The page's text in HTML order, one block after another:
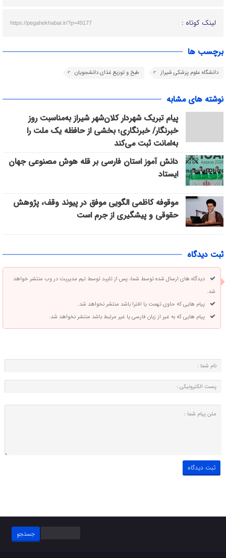
لینک کوتاه : https://pegahekhabar.ir/?p=49177
برچسب ها
دانشگاه علوم پزشکی شیراز طبخ و توزیع غذای دانشجویان
نوشته های مشابه
پیام تبریک شهردار کلان‌شهر شیراز به‌مناسبت روز
خبرنگار/ خبرنگاری؛ بخشی از حافظه یک ملت را
به‌امانت ثبت می‌کند
دانش آموز استان فارسی بر قله هوش مصنوعی جهان
ایستاد
موقوفه کاظمی الگویی موفق در پیوند وقف، پژوهش
حقوقی و پیشگیری از جرم است
ثبت دیدگاه
دیدگاه های ارسال شده توسط شما، پس از تایید توسط تیم مدیریت در وب منتشر خواهد
شد.
پیام هایی که حاوی تهمت یا افترا باشد منتشر نخواهد شد.
پیام هایی که به غیر از زبان فارسی یا غیر مرتبط باشد منتشر نخواهد شد.
جستجو
برای: